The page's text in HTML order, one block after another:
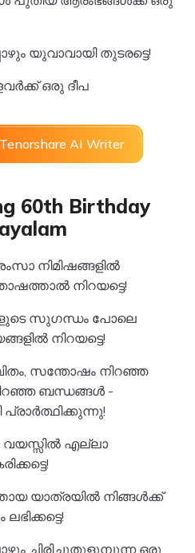
യുവാവായി തുടരട്ടെ!
ഒരു ദീപ
AI Writer
60th Birthday
നിമിഷങ്ങളിൽ
നിറയട്ടെ!
സുഗന്ധം പോലെ
നിറയട്ടെ!
സന്തോഷം നിറഞ്ഞ
ബന്ധങ്ങൾ -
വയസ്സിൽ എല്ലാ
യാത്രയിൽ നിങ്ങൾക്ക്
ചിരിച്ചുതുളുമ്പുന്ന ഒരു